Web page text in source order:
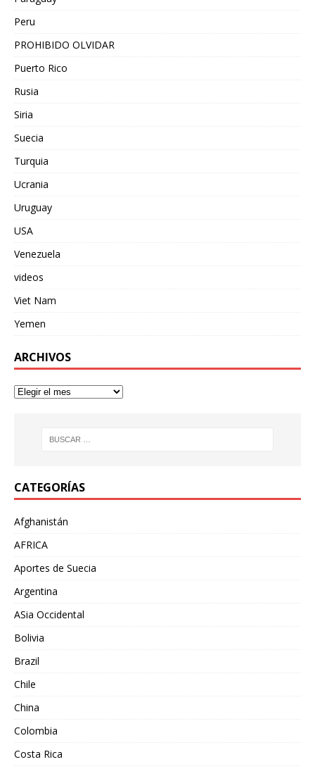
Peru
PROHIBIDO OLVIDAR
Puerto Rico
Rusia
Siria
Suecia
Turquia
Ucrania
Uruguay
USA
Venezuela
videos
Viet Nam
Yemen
ARCHIVOS
CATEGORÍAS
Afghanistán
AFRICA
Aportes de Suecia
Argentina
ASia Occidental
Bolivia
Brazil
Chile
China
Colombia
Costa Rica